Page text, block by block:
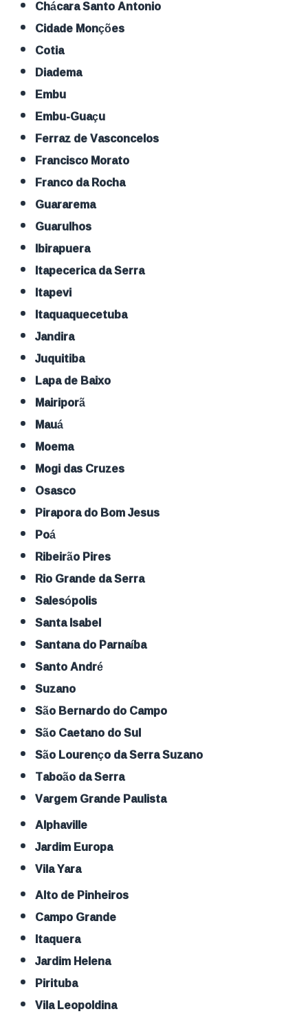
Chácara Santo Antonio
Cidade Monções
Cotia
Diadema
Embu
Embu-Guaçu
Ferraz de Vasconcelos
Francisco Morato
Franco da Rocha
Guararema
Guarulhos
Ibirapuera
Itapecerica da Serra
Itapevi
Itaquaquecetuba
Jandira
Juquitiba
Lapa de Baixo
Mairiporã
Mauá
Moema
Mogi das Cruzes
Osasco
Pirapora do Bom Jesus
Poá
Ribeirão Pires
Rio Grande da Serra
Salesópolis
Santa Isabel
Santana do Parnaíba
Santo André
Suzano
São Bernardo do Campo
São Caetano do Sul
São Lourenço da Serra Suzano
Taboão da Serra
Vargem Grande Paulista
Alphaville
Jardim Europa
Vila Yara
Alto de Pinheiros
Campo Grande
Itaquera
Jardim Helena
Pirituba
Vila Leopoldina